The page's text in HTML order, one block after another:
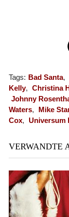
Tags: Bad Santa,
Kelly, Christina
Johnny
Waters, Mike
Cox, Universum
VERWANDTE